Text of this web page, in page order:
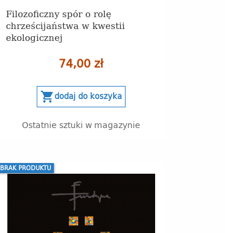
Filozoficzny spór o rolę
chrześcijaństwa w kwestii
ekologicznej
74,00 zł
shopping_cartdodaj do koszyka
Ostatnie sztuki w magazynie
BRAK PRODUKTU